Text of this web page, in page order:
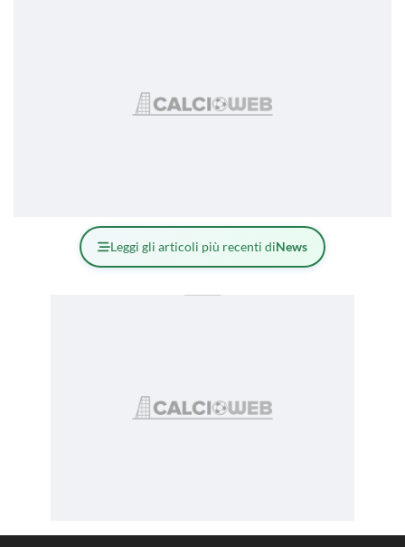
Leggi gli articoli più recenti diNews